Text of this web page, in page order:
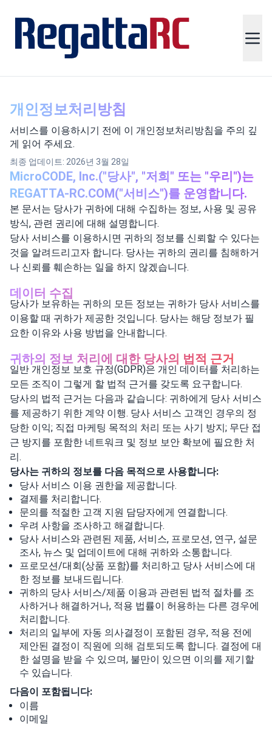
개인정보처리방침
서비스를 이용하시기 전에 이 개인정보처리방침을 주의 깊
게 읽어 주세요.
최종 업데이트: 2026년 3월 28일
MicroCODE, Inc.("당사", "저희" 또는 "우리")는
REGATTA-RC.COM("서비스")를 운영합니다.
본 문서는 당사가 귀하에 대해 수집하는 정보, 사용 및 공유
방식, 관련 권리에 대해 설명합니다.
당사 서비스를 이용하시면 귀하의 정보를 신뢰할 수 있다는
것을 알려드리고자 합니다. 당사는 귀하의 권리를 침해하거
나 신뢰를 훼손하는 일을 하지 않겠습니다.
데이터 수집
당사가 보유하는 귀하의 모든 정보는 귀하가 당사 서비스를
이용할 때 귀하가 제공한 것입니다. 당사는 해당 정보가 필
요한 이유와 사용 방법을 안내합니다.
귀하의 정보 처리에 대한 당사의 법적 근거
일반 개인정보 보호 규정(GDPR)은 개인 데이터를 처리하는
모든 조직이 그렇게 할 법적 근거를 갖도록 요구합니다.
당사의 법적 근거는 다음과 같습니다: 귀하에게 당사 서비스
를 제공하기 위한 계약 이행. 당사 서비스 고객인 경우의 정
당한 이익; 직접 마케팅 목적의 처리 또는 사기 방지; 무단 접
근 방지를 포함한 네트워크 및 정보 보안 확보에 필요한 처
리.
당사는 귀하의 정보를 다음 목적으로 사용합니다:
당사 서비스 이용 권한을 제공합니다.
결제를 처리합니다.
문의를 적절한 고객 지원 담당자에게 연결합니다.
우려 사항을 조사하고 해결합니다.
당사 서비스와 관련된 제품, 서비스, 프로모션, 연구, 설문
조사, 뉴스 및 업데이트에 대해 귀하와 소통합니다.
프로모션/대회(상품 포함)를 처리하고 당사 서비스에 대
한 정보를 보내드립니다.
귀하의 당사 서비스/제품 이용과 관련된 법적 절차를 조
사하거나 해결하거나, 적용 법률이 허용하는 다른 경우에
처리합니다.
처리의 일부에 자동 의사결정이 포함된 경우, 적용 전에
제안된 결정이 직원에 의해 검토되도록 합니다. 결정에 대
한 설명을 받을 수 있으며, 불만이 있으면 이의를 제기할
수 있습니다.
다음이 포함됩니다:
이름
이메일